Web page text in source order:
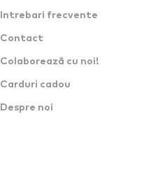
Intrebari frecvente
Contact
Colaborează cu noi!
Carduri cadou
Despre noi